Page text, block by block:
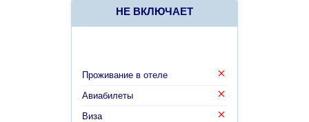
НЕ ВКЛЮЧАЕТ
Проживание в отеле
Авиабилеты
Виза